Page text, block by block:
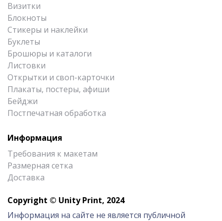
Визитки
Блокноты
Стикеры и наклейки
Буклеты
Брошюры и каталоги
Листовки
Открытки и своп-карточки
Плакаты, постеры, афиши
Бейджи
Постпечатная обработка
Информация
Требования к макетам
Размерная сетка
Доставка
Copyright © Unity Print, 2024
Информация на сайте не является публичной